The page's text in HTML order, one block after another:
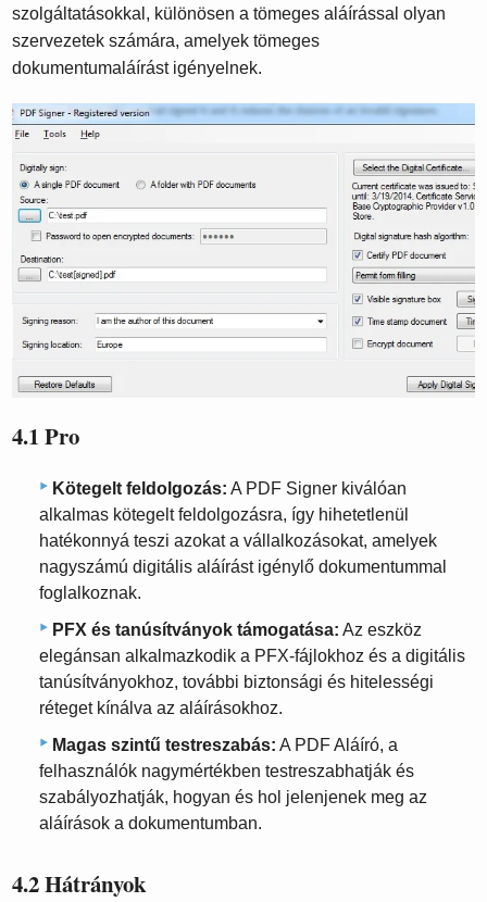
szolgáltatásokkal, különösen a tömeges aláírással olyan
szervezetek számára, amelyek tömeges
dokumentumaláírást igényelnek.
4.1 Pro
Kötegelt feldolgozás: A PDF Signer kiválóan
alkalmas kötegelt feldolgozásra, így hihetetlenül
hatékonnyá teszi azokat a vállalkozásokat, amelyek
nagyszámú digitális aláírást igénylő dokumentummal
foglalkoznak.
PFX és tanúsítványok támogatása: Az eszköz
elegánsan alkalmazkodik a PFX-fájlokhoz és a digitális
tanúsítványokhoz, további biztonsági és hitelességi
réteget kínálva az aláírásokhoz.
Magas szintű testreszabás: A PDF Aláíró, a
felhasználók nagymértékben testreszabhatják és
szabályozhatják, hogyan és hol jelenjenek meg az
aláírások a dokumentumban.
4.2 Hátrányok